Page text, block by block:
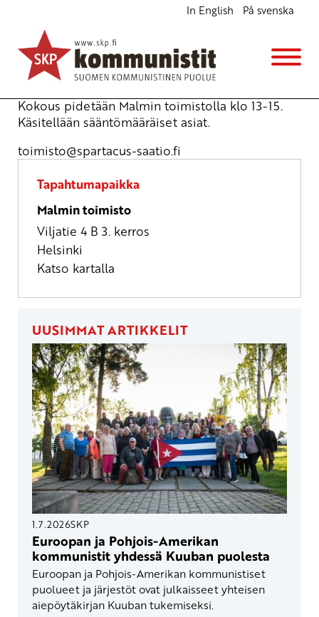
In English På svenska
Spartacus-säätiön vuosikokous
Kokous
ti 17.6.2025 klo 13:00
Kokous pidetään Malmin toimistolla klo 13-15.
Käsitellään sääntömääräiset asiat.
toimisto@spartacus-saatio.fi
Tapahtumapaikka
Malmin toimisto
Viljatie 4 B 3. kerros
Helsinki
Katso kartalla
UUSIMMAT ARTIKKELIT
1.7.2026SKP
Euroopan ja Pohjois-Amerikan
kommunistit yhdessä Kuuban puolesta
Euroopan ja Pohjois-Amerikan kommunistiset
puolueet ja järjestöt ovat julkaisseet yhteisen
aiepöytäkirjan Kuuban tukemiseksi.